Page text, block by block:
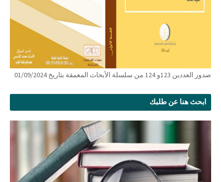
صدور العددين 123و 124 من سلسلة الأبحاث المعمقة بتاريخ 01/09/2024
ابحث هنا عن طلبك